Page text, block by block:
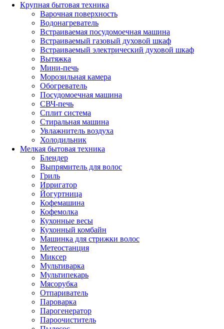
Крупная бытовая техника
Варочная поверхность
Водонагреватель
Встраиваемая посудомоечная машина
Встраиваемый газовый духовой шкаф
Встраиваемый электрический духовой шкаф
Вытяжка
Мини-печь
Морозильная камера
Обогреватель
Посудомоечная машина
СВЧ-печь
Сплит система
Стиральная машина
Увлажнитель воздуха
Холодильник
Мелкая бытовая техника
Блендер
Выпрямитель для волос
Гриль
Ирригатор
Йогуртница
Кофемашина
Кофемолка
Кухонные весы
Кухонный комбайн
Машинка для стрижки волос
Метеостанция
Миксер
Мультиварка
Мультипекарь
Мясорубка
Отпариватель
Пароварка
Парогенератор
Пароочиститель